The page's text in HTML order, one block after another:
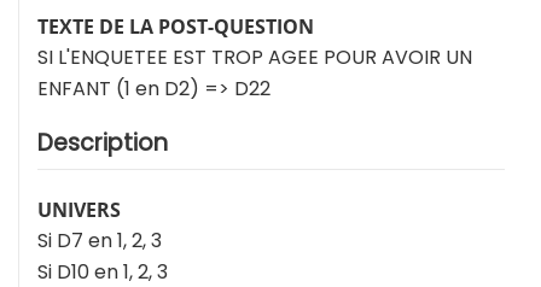
TEXTE DE LA POST-QUESTION
SI L'ENQUETEE EST TROP AGEE POUR AVOIR UN
ENFANT (1 en D2) => D22
Description
UNIVERS
Si D7 en 1, 2, 3
Si D10 en 1, 2, 3